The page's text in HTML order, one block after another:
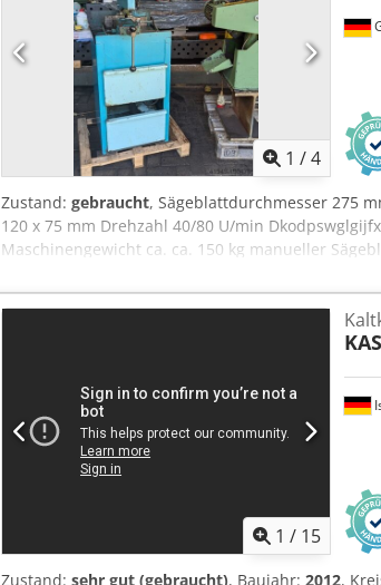
1 /4
Zustand: gebraucht, Sägeblattdurchmesser 275
120 x 75 mm Drehzahl 40/80 U/min
Maschinengewicht ca. ca. 150 kg manueller
1 / 15
Zustand: sehr gut (gebraucht), Baujahr: 2012,